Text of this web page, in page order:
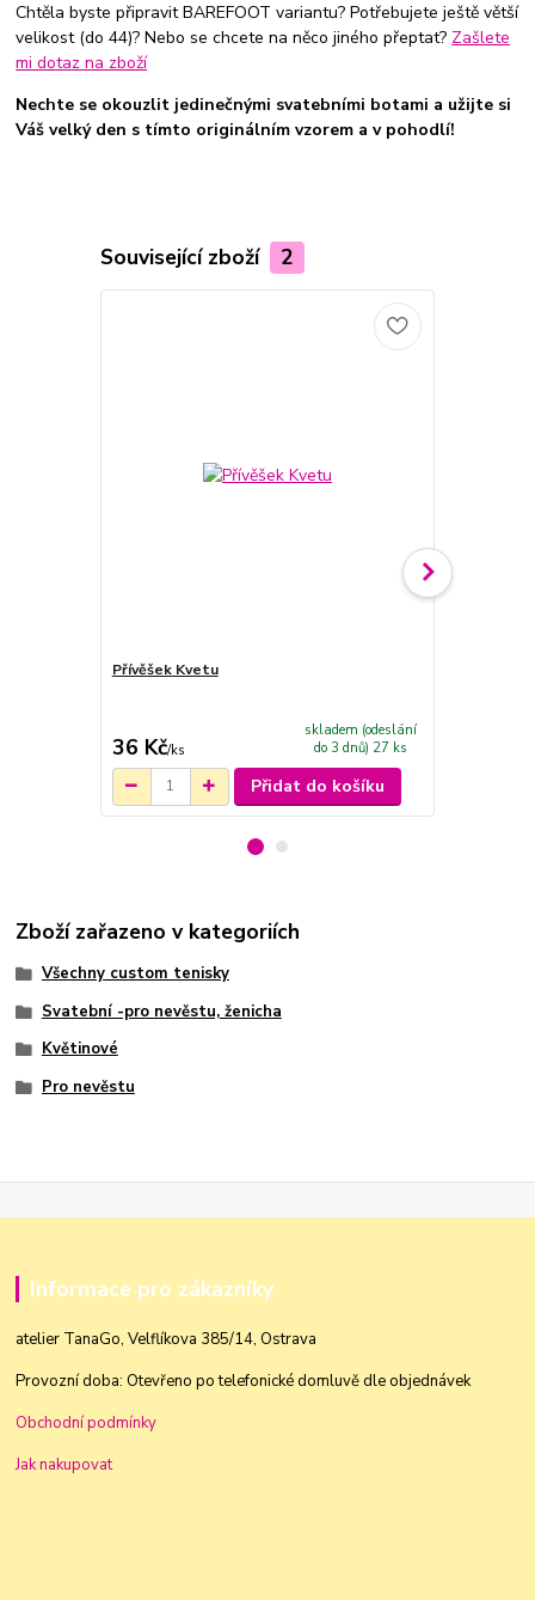
Chtěla byste připravit BAREFOOT variantu? Potřebujete ještě větší
velikost (do 44)? Nebo se chcete na něco jiného přeptat? Zašlete
mi dotaz na zboží
Nechte se okouzlit jedinečnými svatebními botami a užijte si
Váš velký den s tímto originálním vzorem a v pohodlí!
Související zboží 2
Přívěšek Kvetu
36 Kč/ks
skladem (odeslání
do 3 dnů) 27 ks
Přidat do košíku
Zboží zařazeno v kategoriích
Všechny custom tenisky
Svatební -pro nevěstu, ženicha
Květinové
Pro nevěstu
Informace pro zákazníky
atelier TanaGo, Velflíkova 385/14, Ostrava
Provozní doba: Otevřeno po telefonické domluvě dle objednávek
Obchodní podmínky
Jak nakupovat